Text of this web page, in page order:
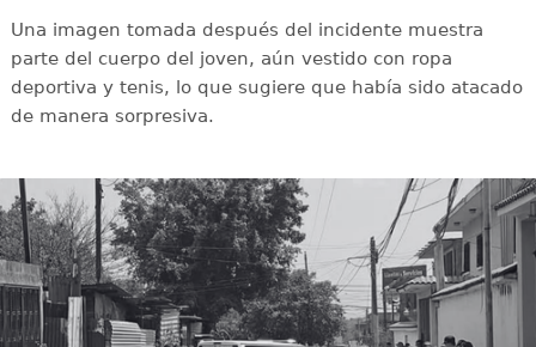
Una imagen tomada después del incidente muestra
parte del cuerpo del joven, aún vestido con ropa
deportiva y tenis, lo que sugiere que había sido atacado
de manera sorpresiva.